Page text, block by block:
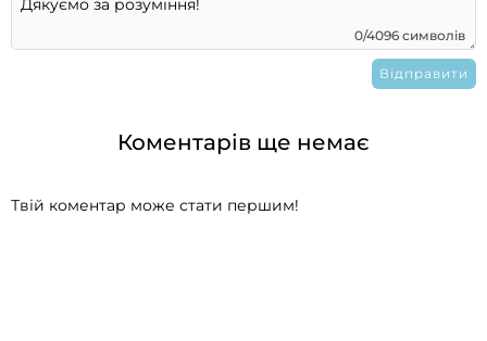
0/4096 символів
Коментарів ще немає
Твій коментар може стати першим!